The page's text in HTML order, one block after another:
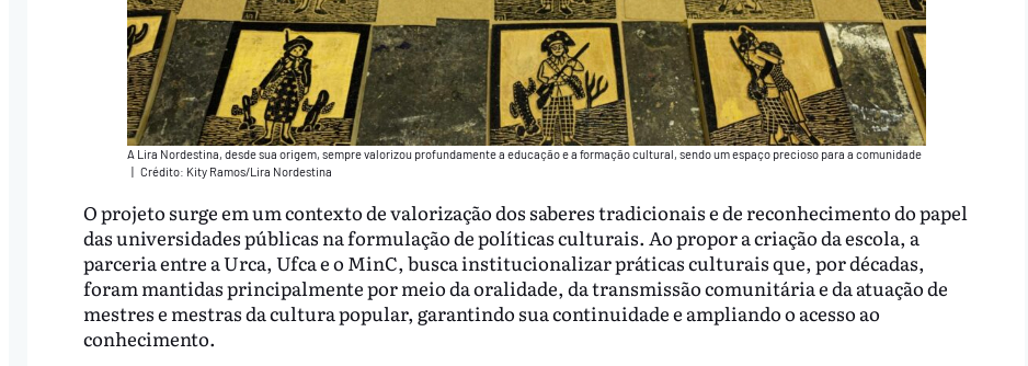
A Lira Nordestina, desde sua origem, sempre valorizou profundamente a educação e a formação cultural, sendo um espaço precioso para a comunidade
| Crédito: Kity Ramos/Lira Nordestina
O projeto surge em um contexto de valorização dos saberes tradicionais e de reconhecimento do papel
das universidades públicas na formulação de políticas culturais. Ao propor a criação da escola, a
parceria entre a Urca, Ufca e o MinC, busca institucionalizar práticas culturais que, por décadas,
foram mantidas principalmente por meio da oralidade, da transmissão comunitária e da atuação de
mestres e mestras da cultura popular, garantindo sua continuidade e ampliando o acesso ao
conhecimento.